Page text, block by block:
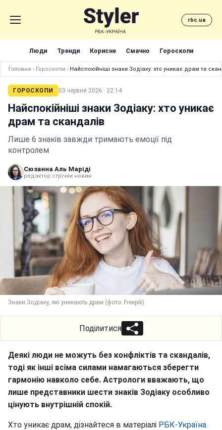
rbc.ua
Люди Тренди Корисне Смачно Гороскопи
Головна › Гороскопи › Найспокійніші знаки Зодіаку: хто уникає драм та
ГОРОСКОПИ 03 червня 2026 · 22:14
Найспокійніші знаки Зодіаку: хто уникає
драм та скандалів
Лише 6 знаків завжди тримають емоції під
контролем
Сюзанна Аль Маріді
редактор стрічки новин
Знаки Зодіаку, які уникають драм (фото: Freepik)
Поділитися
Деякі люди не можуть без конфліктів та скандалів,
тоді як інші всіма силами намагаються зберегти
гармонію навколо себе. Астрологи вважають, що
лише представники шести знаків Зодіаку особливо
цінують внутрішній спокій.
Хто уникає драм, дізнайтеся в матеріалі РБК-Україна.